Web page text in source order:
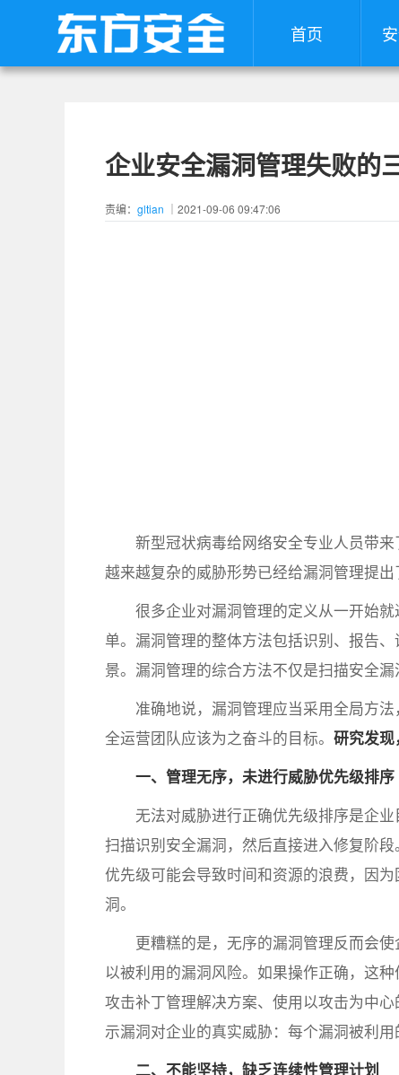
首页
企业安全漏洞管理失败的
责编： gltian ｜2021-09-06 09:47:06
新型冠状病毒给网络安全专业人员带
越来越复杂的威胁形势已经给漏洞管理提出
很多企业对漏洞管理的定义从一开始
单。漏洞管理的整体方法包括识别、报告
景。漏洞管理的综合方法不仅是扫描安全
准确地说，漏洞管理应当采用全局方
全运营团队应该为之奋斗的目标。 研究发现
一、管理无序，未进行威胁优先级排序
无法对威胁进行正确优先级排序是企
扫描识别安全漏洞，然后直接进入修复阶
优先级可能会导致时间和资源的浪费，因
洞。
更糟糕的是，无序的漏洞管理反而会
以被利用的漏洞风险。如果操作正确，这
攻击补丁管理解决方案、使用以攻击为中
示漏洞对企业的真实威胁：每个漏洞被利
二、不能坚持，缺乏连续性管理计划